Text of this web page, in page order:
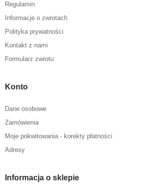
Regulamin
Informacje o zwrotach
Polityka prywatności
Kontakt z nami
Formularz zwrotu
Konto
Dane osobowe
Zamówienia
Moje pokwitowania - korekty płatności
Adresy
Informacja o sklepie